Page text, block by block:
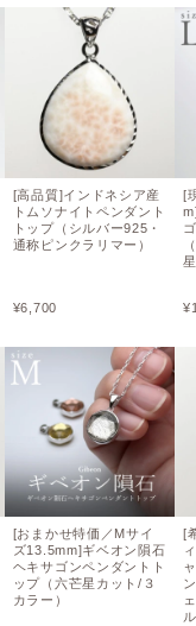
[高品質]インドネシア産
トムソナイトペンダント
トップ（シルバー925・
通称ピンクラリマー）
¥6,700
[おまかせ特価／Mサイ
ズ13.5mm]ギベオン隕石
ヘキサゴンペンダントト
ップ（六芒星カット/３
カラー）
[
¥
[